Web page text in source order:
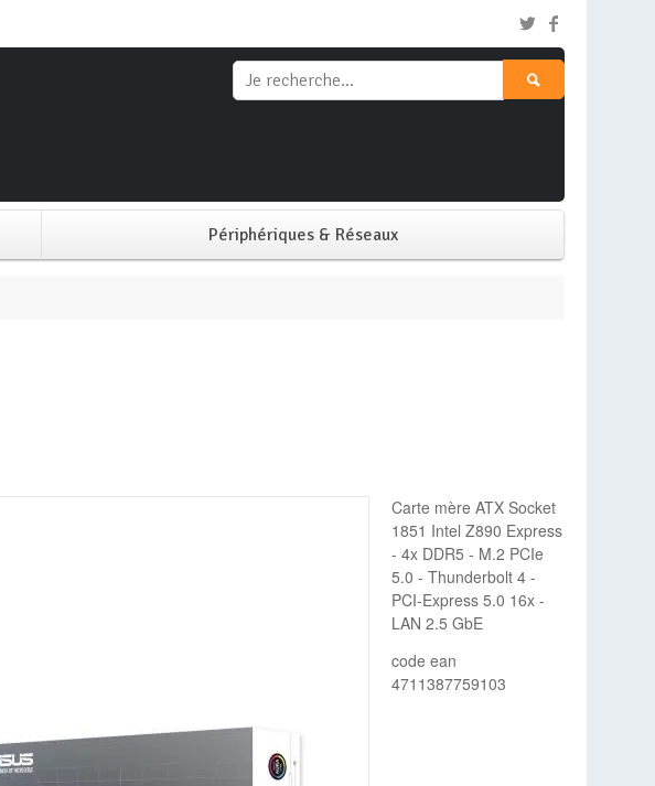
Périphériques & Réseaux
Carte mère ATX Socket
1851 Intel Z890 Express
- 4x DDR5 - M.2 PCIe
5.0 - Thunderbolt 4 -
PCI-Express 5.0 16x -
LAN 2.5 GbE
code ean
4711387759103